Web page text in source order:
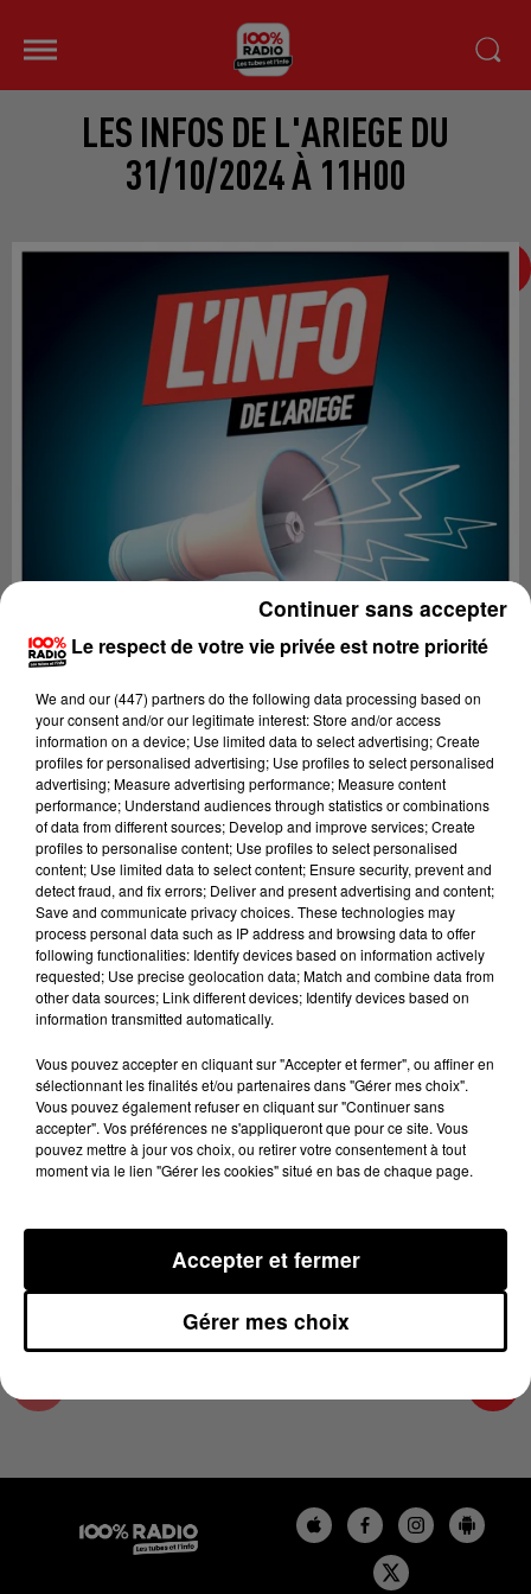
LES INFOS DE L'ARIEGE DU
31/10/2024 À 11H00
Lecture (2 min 22 sec)
100%
100% Radio les infos de l'Ariege
31 octobre 2024 - 2 min 22 sec
LES INFOS DE L'ARIEGE DU 31/10/2024 À
11H00
Podcasts infos de l'Ariège
Le respect de votre vie privée est notre priorité
We and our (447) partnersdo the following data processing based on
your consent and/or our legitimate interest: Store and/or access
information on a device; Use limited data to select advertising; Create
profiles for personalised advertising; Use profiles to select personalised
advertising; Measure advertising performance; Measure content
performance; Understand audiences through statistics or combinations
of data from different sources; Develop and improve services; Create
profiles to personalise content; Use profiles to select personalised
content; Use limited data to select content; Ensure security, prevent and
detect fraud, and fix errors; Deliver and present advertising and content;
Save and communicate privacy choices. These technologies may
process personal data such as IP address and browsing data to offer
following functionalities: Identify devices based on information actively
requested; Use precise geolocation data; Match and combine data from
other data sources; Link different devices; Identify devices based on
information transmitted automatically.
Vous pouvez accepter en cliquant sur "Accepter et fermer", ou affiner en
sélectionnant les finalités et/ou partenaires dans "Gérer mes choix".
Vous pouvez également refuser en cliquant sur "Continuer sans
accepter". Vos préférences ne s'appliqueront que pour ce site. Vous
pouvez mettre à jour vos choix, ou retirer votre consentement à tout
moment via le lien "Gérer les cookies" situé en bas de chaque page.
Gérer mes choix
Accepter et fermer
Continuer sans accepter